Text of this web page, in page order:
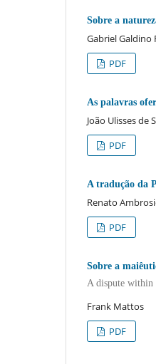
Sobre a
Gabriel Galdino
PDF
As palavras
João Ulisses de
PDF
A tradução da
Renato
PDF
Sobre a
A dispute within
Frank Mattos
PDF